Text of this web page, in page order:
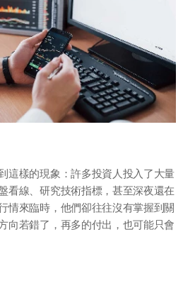
這樣的現象：許多投資人投入了大量
看線、研究技術指標，甚至深夜還在
情來臨時，他們卻往往沒有掌握到關
向若錯了，再多的付出，也可能只會